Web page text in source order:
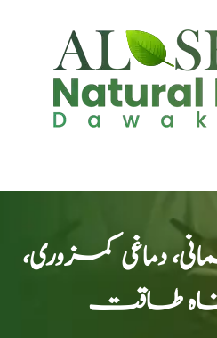
دماغی کمزوری،
طاقت